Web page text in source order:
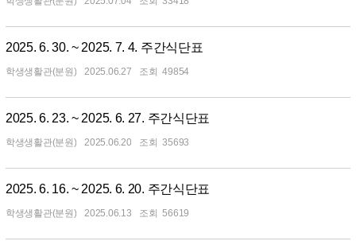
2025. 6. 30. ~ 2025. 7. 4. 주간식단표
학생생활관(분원) 2025.06.27 49854
2025. 6. 23. ~ 2025. 6. 27. 주간식단표
학생생활관(분원) 2025.06.20 35693
2025. 6. 16. ~ 2025. 6. 20. 주간식단표
학생생활관(분원) 2025.06.13 56619